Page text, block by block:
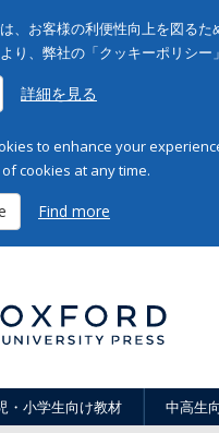
、お客様の利便性向上を図る
り、弊社の「クッキーポリシ
詳細を見る
to enhance your
cookies at any time.
Find more
・小学生向け教材 中高生